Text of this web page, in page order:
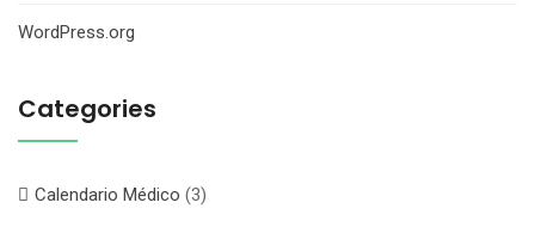
WordPress.org
Categories
Calendario Médico (3)